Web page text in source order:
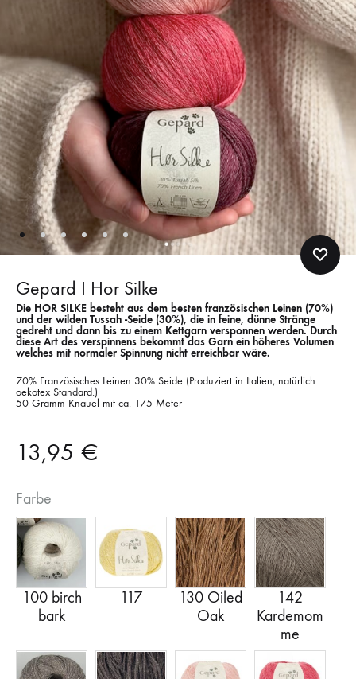
Gepard I Hor Silke
Die HOR SILKE besteht aus dem besten französischen Leinen (70%)
und der wilden Tussah -Seide (30%), die in feine, dünne Stränge
gedreht und dann bis zu einem Kettgarn versponnen werden. Durch
diese Art des verspinnens bekommt das Garn ein höheres Volumen
welches mit normaler Spinnung nicht erreichbar wäre.
70% Französisches Leinen 30% Seide (Produziert in Italien, natürlich
oekotex Standard.)
50 Gramm Knäuel mit ca. 175 Meter
13,95 €
Farbe